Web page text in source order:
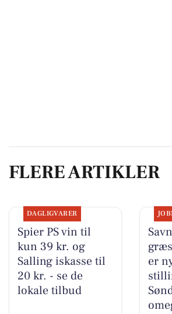
FLERE ARTIKLER
DAGLIGVARER
Spier PS vin til
kun 39 kr. og
Salling iskasse til
20 kr. - se de
lokale tilbud
er